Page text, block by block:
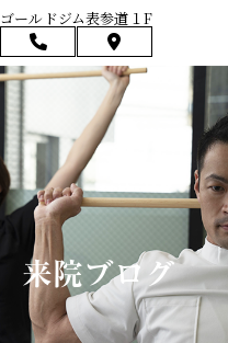
ゴールドジム表参道１F
来院ブログ